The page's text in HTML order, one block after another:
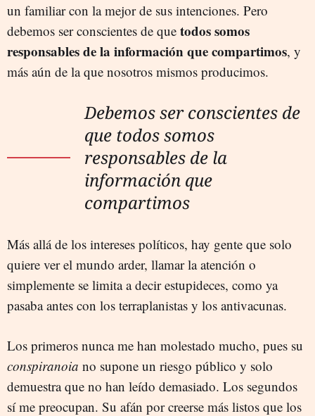
un familiar con la mejor de sus intenciones. Pero
debemos ser conscientes de que todos somos
responsables de la información que compartimos, y
más aún de la que nosotros mismos producimos.
Debemos ser conscientes de
que todos somos
responsables de la
información que
compartimos
Más allá de los intereses políticos, hay gente que solo
quiere ver el mundo arder, llamar la atención o
simplemente se limita a decir estupideces, como ya
pasaba antes con los terraplanistas y los antivacunas.
Los primeros nunca me han molestado mucho, pues su
conspiranoia no supone un riesgo público y solo
demuestra que no han leído demasiado. Los segundos
sí me preocupan. Su afán por creerse más listos que los